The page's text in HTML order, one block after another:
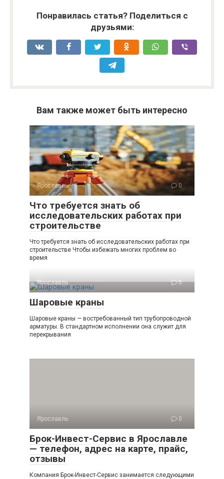
Понравилась статья? Поделиться с
друзьями:
Вам также может быть интересно
Ярославль 0
Что требуется знать об
исследовательских работах при
строительстве
Что требуется знать об исследовательских работах при
строительстве Чтобы избежать многих проблем во
время
Ярославль 0
Шаровые краны
Шаровые краны — востребованный тип трубопроводной
арматуры. В стандартном исполнении она служит для
перекрывания
Ярославль 0
Брок-Инвест-Сервис в Ярославле
— телефон, адрес на карте, прайс,
отзывы
Компания Брок-Инвест-Сервис занимается следующими